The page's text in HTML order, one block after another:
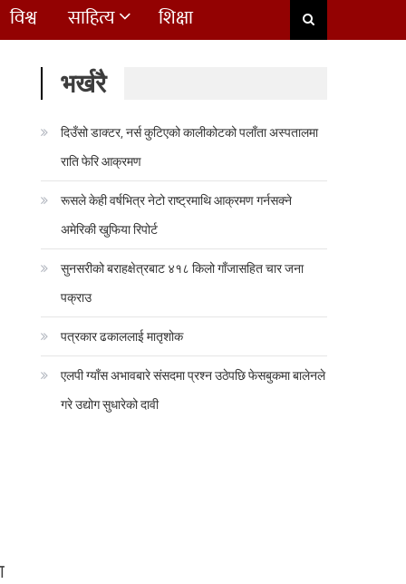
विश्व साहित्य शिक्षा
भर्खरै
दिउँसो डाक्टर, नर्स कुटिएको कालीकोटको पलाँता अस्पतालमा
राति फेरि आक्रमण
रूसले केही वर्षभित्र नेटो राष्ट्रमाथि आक्रमण गर्नसक्ने
अमेरिकी खुफिया रिपोर्ट
सुनसरीको बराहक्षेत्रबाट ४१८ किलो गाँजासहित चार जना
पक्राउ
पत्रकार ढकाललाई मातृशोक
एलपी ग्याँस अभावबारे संसदमा प्रश्न उठेपछि फेसबुकमा बालेनले
गरे उद्योग सुधारेको दावी